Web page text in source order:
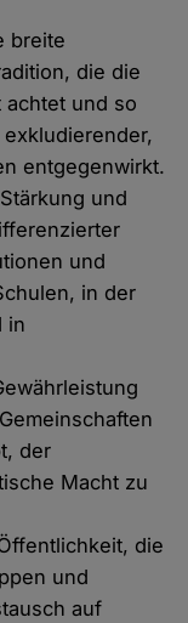
breite
die die
achtet und so
entgegenwirkt.
und
und
in der
in
der
Macht zu
die
und
auf